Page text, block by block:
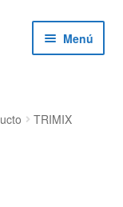
Menú
TRIMIX